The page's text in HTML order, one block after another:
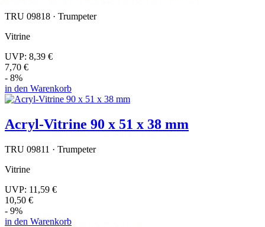
TRU 09818 · Trumpeter
Vitrine
UVP: 8,39 €
7,70 €
- 8%
in den Warenkorb
Acryl-Vitrine 90 x 51 x 38 mm
TRU 09811 · Trumpeter
Vitrine
UVP: 11,59 €
10,50 €
- 9%
in den Warenkorb